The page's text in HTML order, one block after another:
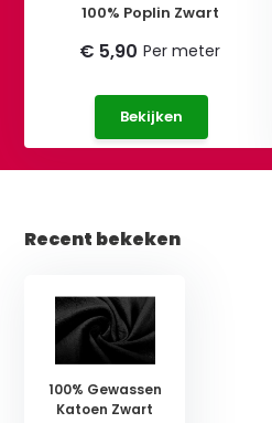
100% Poplin Zwart
€ 5,90 Per meter
Bekijken
Recent bekeken
100% Gewassen
Katoen Zwart